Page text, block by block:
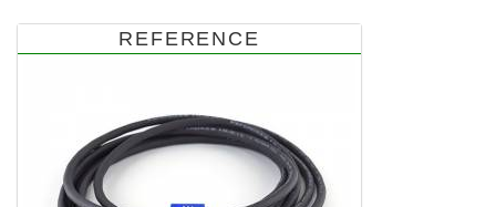
REFERENCE